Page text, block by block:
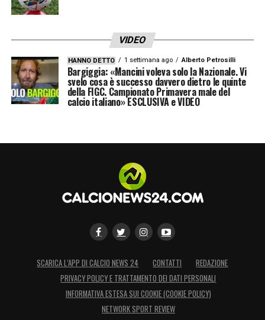
VIDEO
HANNO DETTO 1 settimana ago Alberto Petrosilli
Bargiggia: «Mancini voleva solo la Nazionale. Vi
svelo cosa è successo davvero dietro le quinte
della FIGC. Campionato Primavera male del
calcio italiano» ESCLUSIVA e VIDEO
SCARICA L’APP DI CALCIO NEWS 24 CONTATTI
REDAZIONE
PRIVACY POLICY E TRATTAMENTO DEI DATI PERSONALI
INFORMATIVA ESTESA SUI COOKIE (COOKIE POLICY)
NETWORK SPORT REVIEW